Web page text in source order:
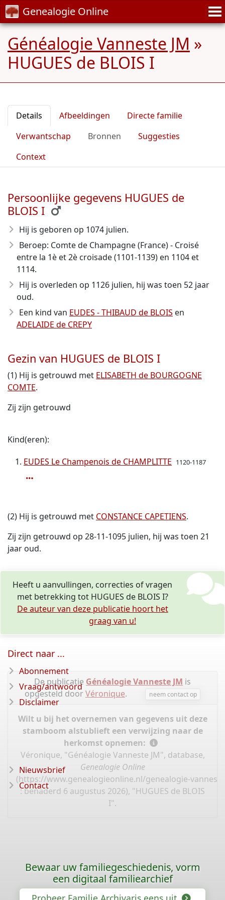
Genealogie Online
Généalogie Vanneste JM »
HUGUES de BLOIS I
Details Afbeeldingen
Directe familie
Verwantschap
Bronnen
Suggesties
Context
Persoonlijke gegevens HUGUES de
BLOIS I
Hij is geboren op 1074 julien.
Beroep: Comte de Champagne (France) - Croisé
entre la 1è et 2è croisade (1101-1139) en 1104 et
1114.
Hij is overleden op 1126 julien, hij was toen 52 jaar
oud.
Een kind van EUDES - THIBAUD de BLOIS en
ADELAIDE de CREPY
Gezin van HUGUES de BLOIS I
(1) Hij is getrouwd met ELISABETH de BOURGOGNE
COMTE.
Zij zijn getrouwd
Kind(eren):
EUDES Le Champenois de CHAMPLITTE 1120-1187
(2) Hij is getrouwd met CONSTANCE CAPETIENS.
Zij zijn getrouwd op 28-11-1095 julien, hij was toen 21
jaar oud.
Heeft u aanvullingen, correcties of vragen
met betrekking tot HUGUES de BLOIS I?
De auteur van deze publicatie hoort het
graag van u!
De publicatie Généalogie Vanneste JM is
opgesteld doorVéronique. neem contact op
Wilt u bij het overnemen van gegevens uit deze
stamboom alstublieft een verwijzing naar de
herkomst opnemen:
Véronique, "Généalogie Vanneste JM", database,
Genealogie Online
(https://www.genealogieonline.nl/genealogie-
: benaderd 6 augustus 2026), "HUGUES de BLOIS
I".
Direct naar ...
Abonnement
Vraag/antwoord
Disclaimer
Nieuwsbrief
Contact
Bewaar uw familiegeschiedenis, vorm
een digitaal familiearchief